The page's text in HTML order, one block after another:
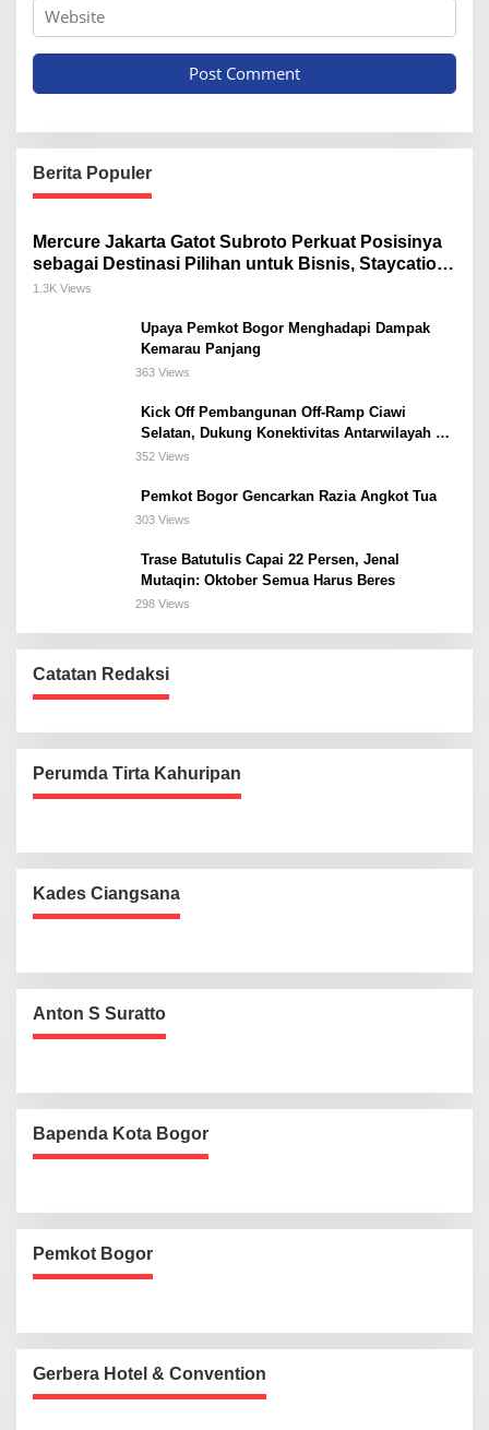
Berita Populer
Mercure Jakarta Gatot Subroto Perkuat Posisinya
sebagai Destinasi Pilihan untuk Bisnis, Staycation,
Meeting, dan Kuliner di Jakarta Selatan
1.3K Views
Upaya Pemkot Bogor Menghadapi Dampak
Kemarau Panjang
363 Views
Kick Off Pembangunan Off-Ramp Ciawi
Selatan, Dukung Konektivitas Antarwilayah di
Bogor Selatan
352 Views
Pemkot Bogor Gencarkan Razia Angkot Tua
303 Views
Trase Batutulis Capai 22 Persen, Jenal
Mutaqin: Oktober Semua Harus Beres
298 Views
Catatan Redaksi
Perumda Tirta Kahuripan
Kades Ciangsana
Anton S Suratto
Bapenda Kota Bogor
Pemkot Bogor
Gerbera Hotel & Convention